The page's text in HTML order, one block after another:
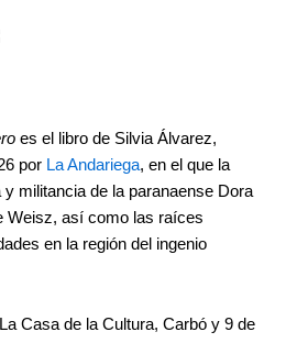
es el libro de Silvia Álvarez,
por La Andariega, en el que la
militancia de la paranaense Dora
Weisz, así como las raíces
en la región del ingenio
Casa de la Cultura, Carbó y 9 de